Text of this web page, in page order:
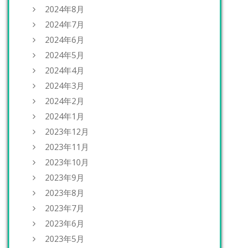
2024年8月
2024年7月
2024年6月
2024年5月
2024年4月
2024年3月
2024年2月
2024年1月
2023年12月
2023年11月
2023年10月
2023年9月
2023年8月
2023年7月
2023年6月
2023年5月